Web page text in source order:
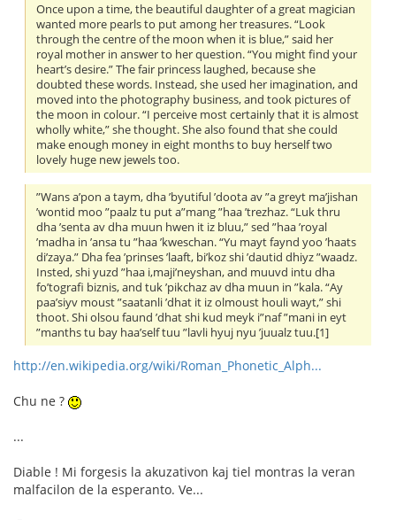
Once upon a time, the beautiful daughter of a great magician
wanted more pearls to put among her treasures. “Look
through the centre of the moon when it is blue,” said her
royal mother in answer to her question. “You might find your
heart’s desire.” The fair princess laughed, because she
doubted these words. Instead, she used her imagination, and
moved into the photography business, and took pictures of
the moon in colour. “I perceive most certainly that it is almost
wholly white,” she thought. She also found that she could
make enough money in eight months to buy herself two
lovely huge new jewels too.
”Wans a’pon a taym, dha ’byutiful ’doota av ”a greyt ma’jishan
’wontid moo ”paalz tu put a”mang ”haa ’trezhaz. “Luk thru
dha ’senta av dha muun hwen it iz bluu,” sed ”haa ’royal
’madha in ’ansa tu ”haa ’kweschan. “Yu mayt faynd yoo ’haats
di’zaya.” Dha fea ’prinses ’laaft, bi’koz shi ’dautid dhiyz ”waadz.
Insted, shi yuzd ”haa i,maji’neyshan, and muuvd intu dha
fo’tografi biznis, and tuk ’pikchaz av dha muun in ”kala. “Ay
paa’siyv moust ”saatanli ’dhat it iz olmoust houli wayt,” shi
thoot. Shi olsou faund ’dhat shi kud meyk i”naf ”mani in eyt
”manths tu bay haa’self tuu ”lavli hyuj nyu ’juualz tuu.[1]
http://en.wikipedia.org/wiki/Roman_Phonetic_Alph...
Chu ne ?
...
Diable ! Mi forgesis la akuzativon kaj tiel montras la veran
malfacilon de la esperanto. Ve...